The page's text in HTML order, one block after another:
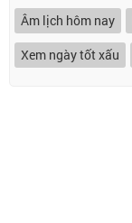
Âm lịch hôm nay
Xem ngày tốt xấu